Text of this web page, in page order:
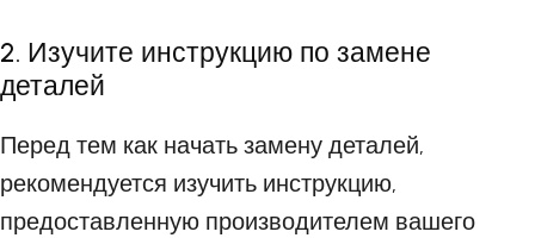
2. Изучите инструкцию по замене
деталей
Перед тем как начать замену деталей,
рекомендуется изучить инструкцию,
предоставленную производителем вашего